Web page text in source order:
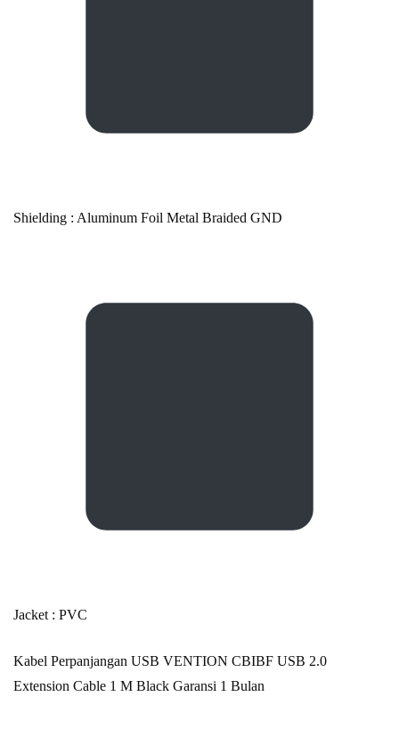
Shielding : Aluminum Foil Metal Braided GND
Jacket : PVC
Kabel Perpanjangan USB VENTION CBIBF USB 2.0
Extension Cable 1 M Black Garansi 1 Bulan